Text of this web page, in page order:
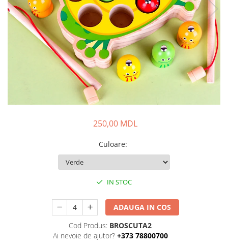
250,00 MDL
Culoare:
IN STOC
ADAUGA IN COS
Cod Produs: BROSCUTA2
Ai nevoie de ajutor? +373 78800700